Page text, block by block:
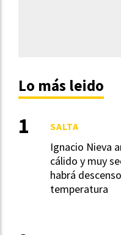
Lo más leido
Ignacio Nieva
cálido y muy
habrá
temperatura
SALTA